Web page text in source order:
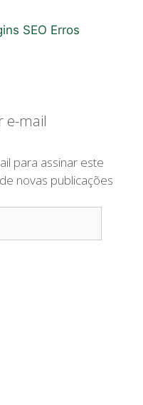
SEO Erros
e-mail
para assinar este
novas publicações